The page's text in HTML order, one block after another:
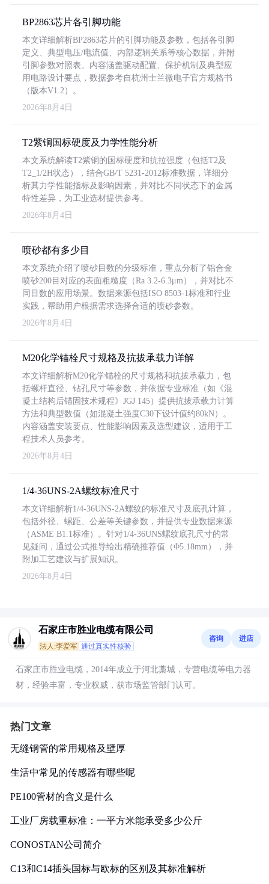
BP2863芯片各引脚功能
本文详细解析BP2863芯片的引脚功能及参数，包括各引脚
定义、典型电压/电流值、内部逻辑关系等核心数据，并附
引脚参数对照表。内容涵盖驱动配置、保护机制及典型应
用电路设计要点，数据参考自杭州士兰微电子官方规格书
（版本V1.2）。
2026年8月4日
T2紫铜国标硬度及力学性能分析
本文系统解读T2紫铜的国标硬度和抗拉强度（包括T2及
T2_1/2H状态），结合GB/T 5231-2012标准数据，详细分
析其力学性能指标及影响因素，并对比不同状态下的金属
特性差异，为工业选材提供参考。
2026年8月4日
喷砂都有多少目
本文系统介绍了喷砂目数的分级标准，重点分析了铝合金
喷砂200目对应的表面粗糙度（Ra 3.2-6.3μm），并对比不
同目数的应用场景。数据来源包括ISO 8503-1标准和行业
实践，帮助用户根据需求选择合适的喷砂参数。
2026年8月4日
M20化学锚栓尺寸规格及抗拔承载力详解
本文详细解析M20化学锚栓的尺寸规格和抗拔承载力，包
括螺杆直径、钻孔尺寸等参数，并依据专业标准（如《混
凝土结构后锚固技术规程》JGJ 145）提供抗拔承载力计算
方法和典型数值（如混凝土强度C30下设计值约80kN）。
内容涵盖安装要点、性能影响因素及选型建议，适用于工
程技术人员参考。
2026年8月4日
1/4-36UNS-2A螺纹标准尺寸
本文详细解析1/4-36UNS-2A螺纹的标准尺寸及底孔计算，
包括外径、螺距、公差等关键参数，并提供专业数据来源
（ASME B1.1标准）。针对1/4-36UNS螺纹底孔尺寸的常
见疑问，通过公式推导给出精确推荐值（Φ5.18mm），并
附加工艺建议与扩展知识。
2026年8月4日
石家庄市胜业电缆有限公司
法人:李爱军 通过真实性核验
咨询 进店
石家庄市胜业电缆，2014年成立于河北藁城，专营电缆等电力器
材，经验丰富，专业权威，获市场监管部门认可。
热门文章
无缝钢管的常用规格及壁厚
生活中常见的传感器有哪些呢
PE100管材的含义是什么
工业厂房载重标准：一平方米能承受多少公斤
CONOSTAN公司简介
C13和C14插头国标与欧标的区别及其标准解析